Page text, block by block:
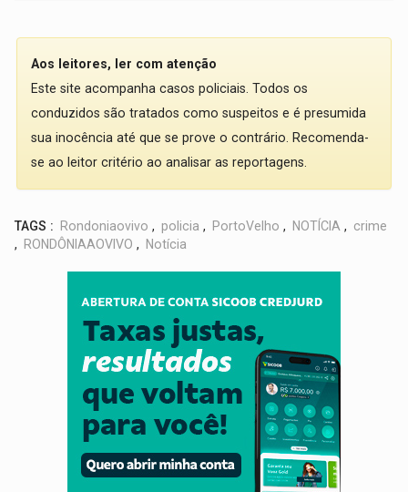
Aos leitores, ler com atenção
Este site acompanha casos policiais. Todos os
conduzidos são tratados como suspeitos e é presumida
sua inocência até que se prove o contrário. Recomenda-
se ao leitor critério ao analisar as reportagens.
TAGS : Rondoniaovivo , policia , PortoVelho , NOTÍCIA , crime
, RONDÔNIAAOVIVO , Notícia